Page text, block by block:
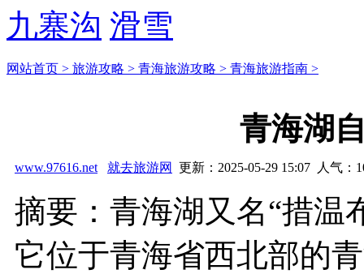
九寨沟 滑雪
网站首页 > 旅游攻略 > 青海旅游攻略 > 青海旅游指南 >
青海湖
www.97616.net 就去旅游网 更新：2025-05-29 15:07 人气：
摘要：青海湖又名“措温
它位于青海省西北部的